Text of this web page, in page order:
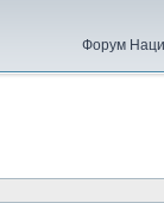
Форум